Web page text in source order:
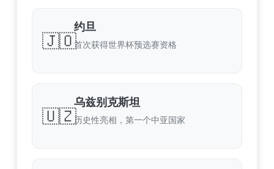
🇯🇴
约旦
首次获得世界杯预选赛资格
🇺🇿
乌兹别克斯坦
历史性亮相，第一个中亚国家